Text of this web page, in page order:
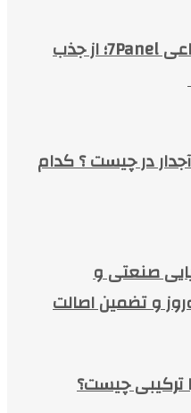
خدمات شبکه‌های اجتماعی 7Panel؛ از جذب
در چیست ؟ کدام
صنعتی و
و تضمین اصالت
چیست؟